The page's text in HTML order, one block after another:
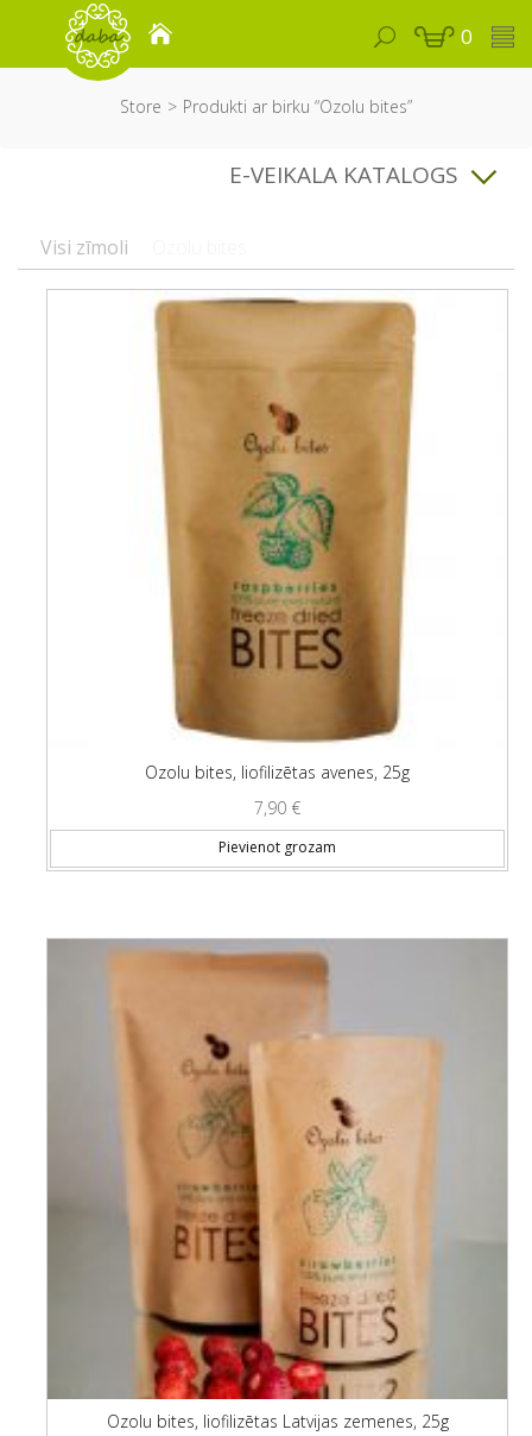
0
Store Produkti ar birku “Ozolu bites”
E-VEIKALA KATALOGS
Visi zīmoli
Ozolu bites, liofilizētas avenes, 25g
7,90 €
Pievienot grozam
Ozolu bites, liofilizētas Latvijas zemenes, 25g